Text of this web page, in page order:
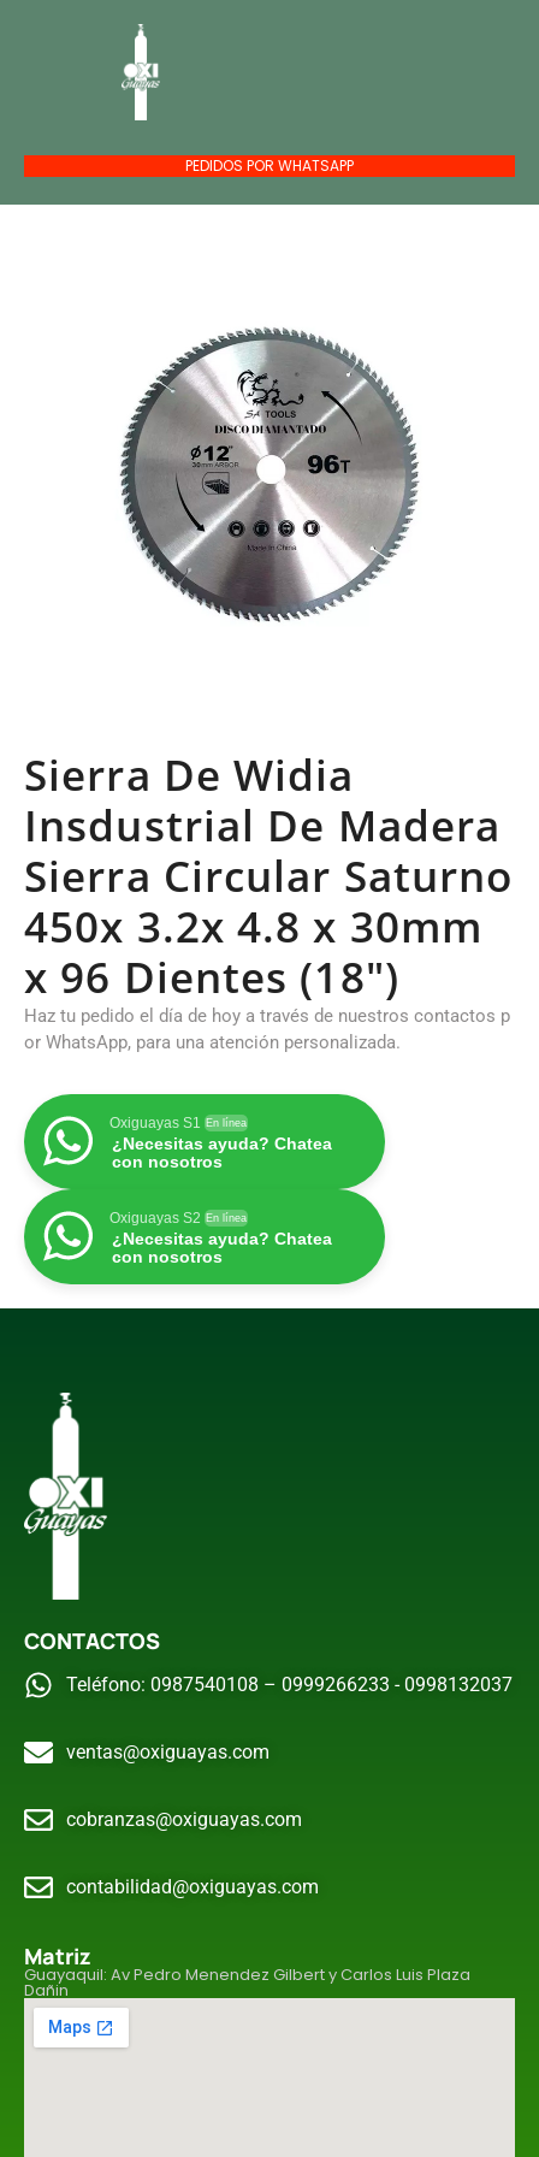
PEDIDOS POR WHATSAPP
Sierra De Widia
Insdustrial De Madera
Sierra Circular Saturno
450x 3.2x 4.8 x 30mm
x 96 Dientes (18")
Haz tu pedido el día de hoy a través de nuestros contactos p
or WhatsApp, para una atención personalizada.
Oxiguayas S1 En línea
¿Necesitas ayuda? Chatea
con nosotros
Oxiguayas S2 En línea
¿Necesitas ayuda? Chatea
con nosotros
CONTACTOS
Teléfono: 0987540108 – 0999266233 - 0998132037
ventas@oxiguayas.com
cobranzas@oxiguayas.com
contabilidad@oxiguayas.com
Matriz
Guayaquil: Av Pedro Menendez Gilbert y Carlos Luis Plaza
Dañin